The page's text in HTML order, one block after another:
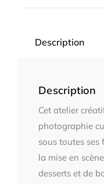
Description
Description
Cet atelier
photographie
sous toutes ses
la mise en
desserts et de